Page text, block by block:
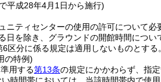
平成28年4月1日から施行)
ニティセンターの使用の許可について
日を除き、グラウンドの開館時間につい
区分に係る規定は適用しないものとする。
の特例)
用する第13条の規定にかかわらず、指